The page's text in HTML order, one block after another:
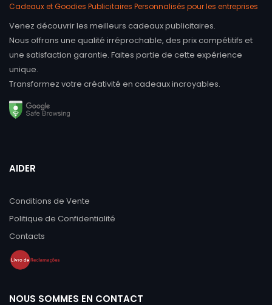
Cadeaux et Goodies Publicitaires Personnalisés pour les entreprises
Venez découvrir les meilleurs cadeaux publicitaires.
Nous offrons une qualité irréprochable, des prix compétitifs et
une satisfaction garantie. Faites partie de cette expérience
unique.
Transformez votre créativité en cadeaux incroyables.
AIDER
Conditions de Vente
Politique de Confidentialité
Contacts
NOUS SOMMES EN CONTACT